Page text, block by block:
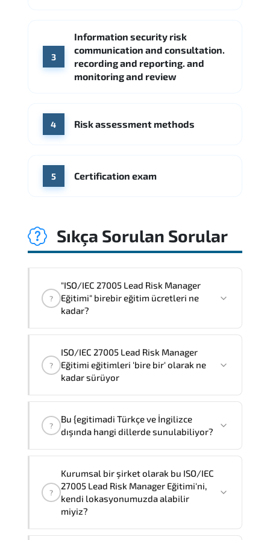
3
Information security risk
communication and consultation.
recording and reporting. and
monitoring and review
4 Risk assessment methods
5 Certification exam
Sıkça Sorulan Sorular
?
"ISO/IEC 27005 Lead Risk Manager
Eğitimi" birebir eğitim ücretleri ne
kadar?
Eğitimi" eğitimleri bire bir ve grup olmak
üzere iki farklı yöntemle verilmektedir.
Bire bir olarak eğtim ücreti64.800 ₺dır.
?
ISO/IEC 27005 Lead Risk Manager
Eğitimi eğitimleri 'bire bir' olarak ne
kadar sürüyor
ISO/IEC 27005 Lead Risk Manager
Eğitimi
'birebir' olarak gün sürmektedir,
Not:Eğitimi şirketiniz bünyesinde almak
sağlayıcısının resmi standartlarına göre
olacaktır.
?
Bu {egitimadi Türkçe ve İngilizce
dışında hangi dillerde sunulabiliyor?
Eğitimi Türkçe ve İngilizce'nin
yanısıra,Fransızca, Arapça ve
İspanyolca
?
Kurumsal bir şirket olarak bu ISO/IEC
27005 Lead Risk Manager Eğitimi'ni,
kendi lokasyonumuzda alabilir
miyiz?